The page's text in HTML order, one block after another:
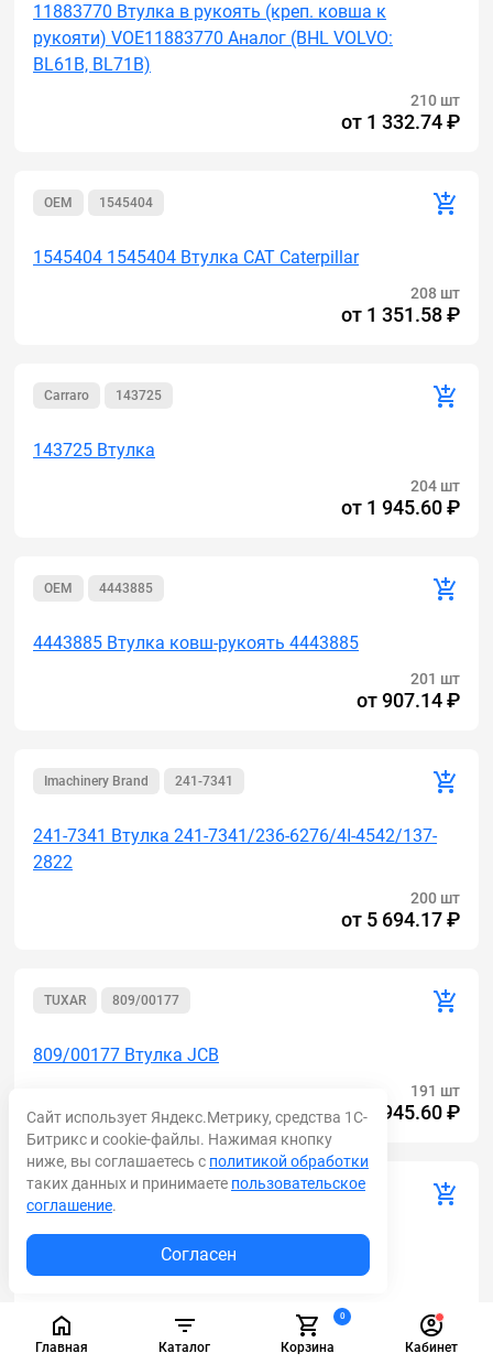
Главная Каталог
0
Корзина Кабинет
11883770 Втулка в рукоять (креп. ковша к
рукояти) VOE11883770 Аналог (BHL VOLVO:
BL61B, BL71B)
210 шт
от 1 332.74 ₽
OEM 1545404
1545404 1545404 Втулка CAT Caterpillar
208 шт
от 1 351.58 ₽
Carraro 143725
143725 Втулка
204 шт
от 1 945.60 ₽
OEM 4443885
4443885 Втулка ковш-рукоять 4443885
201 шт
от907.14 ₽
Imachinery Brand 241-7341
241-7341 Втулка 241-7341/236-6276/4I-4542/137-
2822
200 шт
от 5 694.17 ₽
TUXAR 809/00177
809/00177 Втулка JCB
191 шт
от1 945.60 ₽
AM 15606200
15606200 Втулка в раму 15606200 (Аналог
(Volvo)) BL61 PLUS, BL71 PLUS
189 шт
от 3 714.88 ₽
Сайт использует Яндекс.Метрику, средства 1С-
Битрикс и cookie-файлы. Нажимая кнопку
ниже, вы соглашаетесь с политикой обработки
таких данных и принимаете пользовательское
соглашение.
Согласен